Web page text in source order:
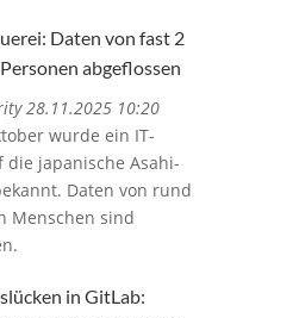
Daten von fast 2
abgeflossen
28.11.2025 10:20
wurde ein IT-
die japanische Asahi-
Daten von rund
Menschen sind
in GitLab: